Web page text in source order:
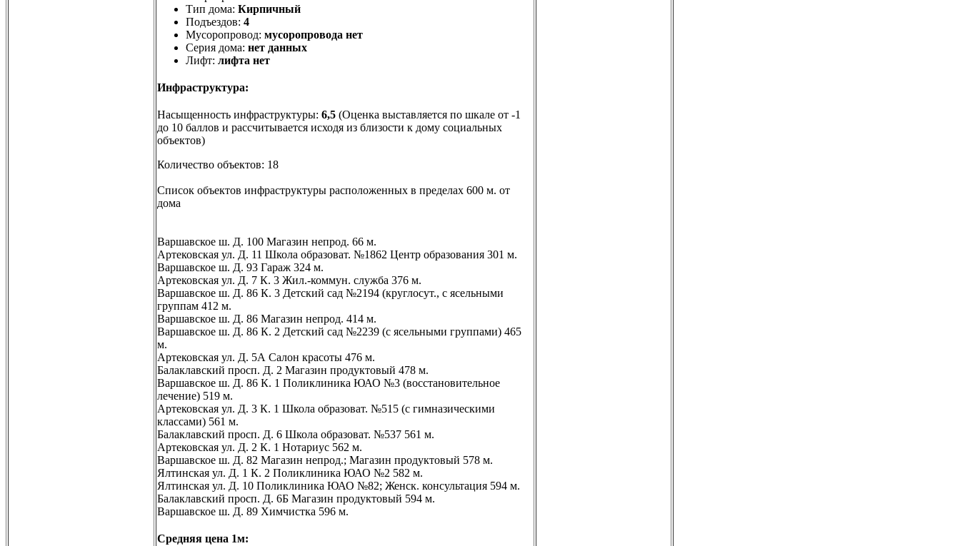
Тип дома: Кирпичный
Подъездов: 4
Мусоропровод: мусоропровода нет
Серия дома: нет данных
Лифт: лифта нет
Инфраструктура:
Насыщенность инфраструктуры: 6,5 (Оценка выставляется по шкале от -1
до 10 баллов и рассчитывается исходя из близости к дому социальных
объектов)
Количество объектов: 18
Список объектов инфраструктуры расположенных в пределах 600 м. от
дома
Варшавское ш. Д. 100 Магазин непрод. 66 м.
Артековская ул. Д. 11 Школа образоват. №1862 Центр образования 301 м.
Варшавское ш. Д. 93 Гараж 324 м.
Артековская ул. Д. 7 К. 3 Жил.-коммун. служба 376 м.
Варшавское ш. Д. 86 К. 3 Детский сад №2194 (круглосут., с ясельными
группам 412 м.
Варшавское ш. Д. 86 Магазин непрод. 414 м.
Варшавское ш. Д. 86 К. 2 Детский сад №2239 (с ясельными группами) 465
м.
Артековская ул. Д. 5А Салон красоты 476 м.
Балаклавский просп. Д. 2 Магазин продуктовый 478 м.
Варшавское ш. Д. 86 К. 1 Поликлиника ЮАО №3 (восстановительное
лечение) 519 м.
Артековская ул. Д. 3 К. 1 Школа образоват. №515 (с гимназическими
классами) 561 м.
Балаклавский просп. Д. 6 Школа образоват. №537 561 м.
Артековская ул. Д. 2 К. 1 Нотариус 562 м.
Варшавское ш. Д. 82 Магазин непрод.; Магазин продуктовый 578 м.
Ялтинская ул. Д. 1 К. 2 Поликлиника ЮАО №2 582 м.
Ялтинская ул. Д. 10 Поликлиника ЮАО №82; Женск. консультация 594 м.
Балаклавский просп. Д. 6Б Магазин продуктовый 594 м.
Варшавское ш. Д. 89 Химчистка 596 м.
Средняя цена 1м: